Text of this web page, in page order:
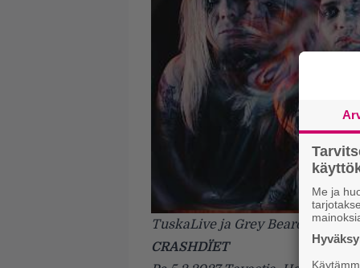
TuskaLive ja Grey Beard
CRASHDÏET
Me ja